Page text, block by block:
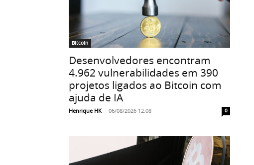
Bitcoin
Desenvolvedores encontram
4.962 vulnerabilidades em 390
projetos ligados ao Bitcoin com
ajuda de IA
Henrique HK - 06/08/2026 12:08 0